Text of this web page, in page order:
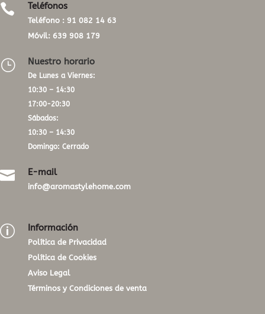
 Teléfonos
Teléfono : 91 082 14 63
Móvil: 639 908 179
} Nuestro horario
De Lunes a Viernes:
10:30 – 14:30
17:00-20:30
Sábados:
10:30 – 14:30
Domingo: Cerrado
 E-mail
info@aromastylehome.com
p Información
Política de Privacidad
Política de Cookies
Aviso Legal
Términos y Condiciones de venta